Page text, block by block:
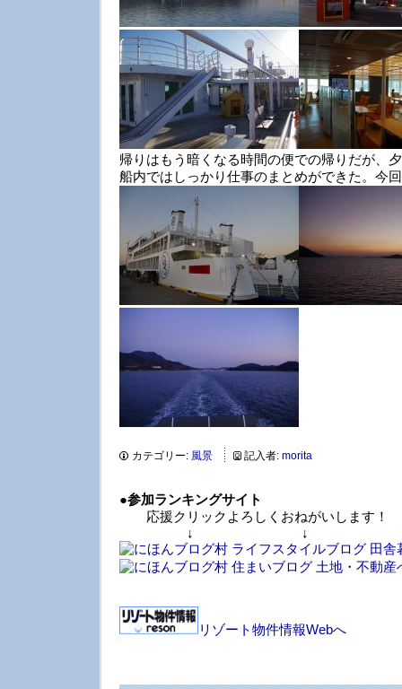
帰りはもう暗くなる時間の便での帰りだが、
船内ではしっかり仕事のまとめができた。今
カテゴリー: 風景 記入者: morita
●参加ランキングサイト
応援クリックよろしくおねがいします！
↓ ↓
リゾート物件情報Webへ